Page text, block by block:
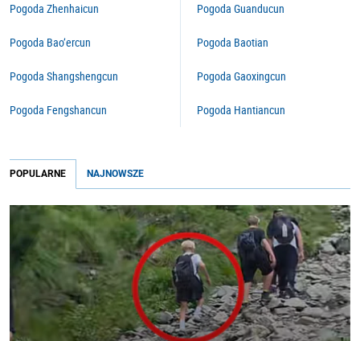
Pogoda Zhenhaicun
Pogoda Bao’ercun
Pogoda Shangshengcun
Pogoda Fengshancun
Pogoda Guanducun
Pogoda Baotian
Pogoda Gaoxingcun
Pogoda Hantiancun
POPULARNE NAJNOWSZE